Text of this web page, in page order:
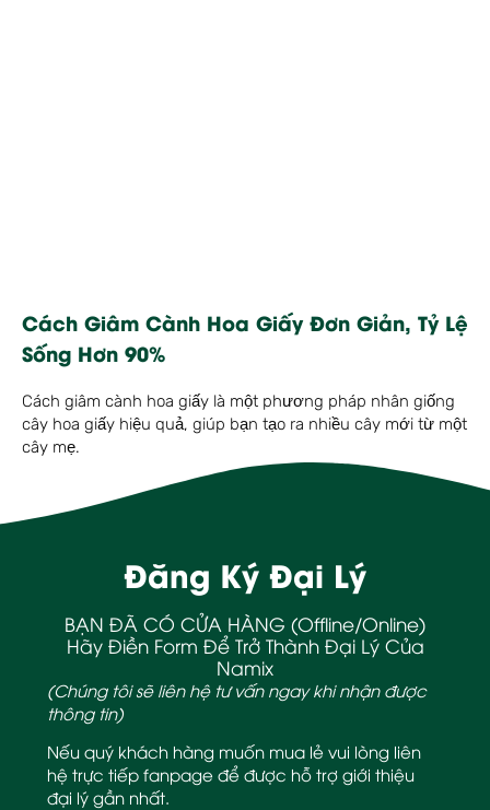
Cách Giâm Cành Hoa Giấy Đơn Giản, Tỷ Lệ
Sống Hơn 90%
Cách giâm cành hoa giấy là một phương pháp nhân giống
cây hoa giấy hiệu quả, giúp bạn tạo ra nhiều cây mới từ một
cây mẹ.
Đăng Ký Đại Lý
BẠN ĐÃ CÓ CỬA HÀNG (Offline/Online)
Hãy Điền Form Để Trở Thành Đại Lý Của
Namix
(Chúng tôi sẽ liên hệ tư vấn ngay khi nhận được
thông tin)
Nếu quý khách hàng muốn mua lẻ vui lòng liên
hệ trực tiếp fanpage để được hỗ trợ giới thiệu
đại lý gần nhất.